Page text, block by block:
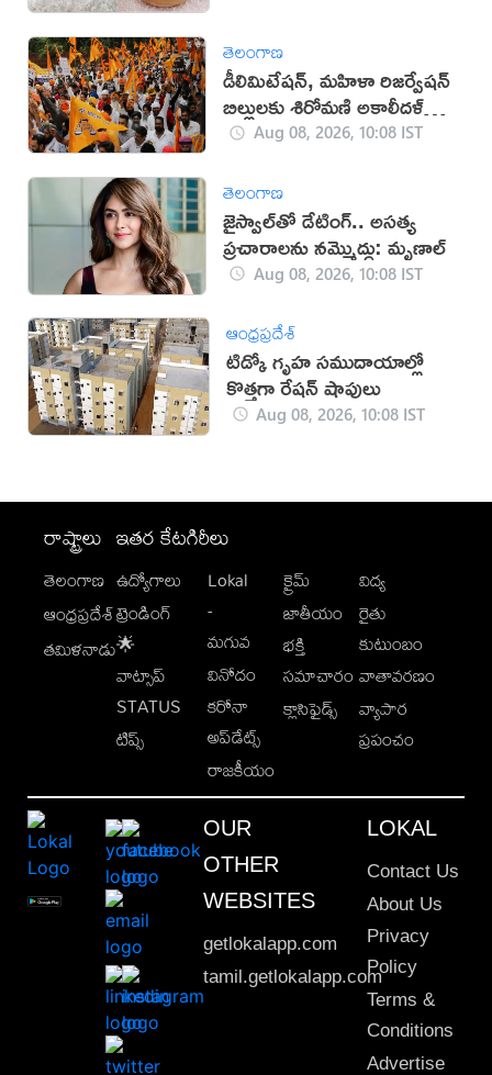
తెలంగాణ
డీలిమిటేషన్, మహిళా రిజర్వేషన్
బిల్లులకు శిరోమణి అకాలీదళ్
మద్దతుAug 08, 2026, 10:08 IST
తెలంగాణ
జైస్వాల్‌తో డేటింగ్.. అసత్య
ప్రచారాలను నమ్మొద్దు: మృణాల్
Aug 08, 2026, 10:08 IST
ఆంధ్రప్రదేశ్
టిడ్కో గృహ సముదాయాల్లో
కొత్తగా రేషన్ షాపులు
Aug 08, 2026, 10:08 IST
రాష్ట్రాలు
తెలంగాణ
ఆంధ్రప్రదేశ్
తమిళనాడు
ఇతర కేటగిరీలు
ఉద్యోగాలు
ట్రెండింగ్
🌟
వాట్సాప్
STATUS
టిప్స్
Lokal
-
మగువ
వినోదం
కరోనా
అప్‌డేట్స్
రాజకీయం
క్రైమ్
జాతీయం
భక్తి
సమాచారం
క్లాసిఫైడ్స్
విద్య
రైతు
కుటుంబం
వాతావరణం
వ్యాపార
ప్రపంచం
OUR
OTHER
WEBSITES
getlokalapp.com
tamil.getlokalapp.com
LOKAL
Contact Us
About Us
Privacy
Policy
Terms &
Conditions
Advertise